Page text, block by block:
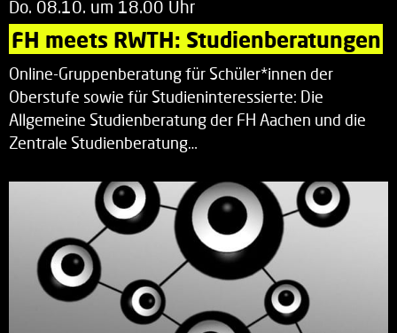
Do. 08.10. um 18.00 Uhr
FH meets RWTH: Studienberatungen
Online-Gruppenberatung für Schüler*innen der
Oberstufe sowie für Studieninteressierte: Die
Allgemeine Studienberatung der FH Aachen und die
Zentrale Studienberatung…